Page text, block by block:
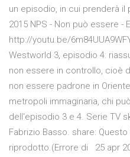
un episodio, in cui prenderà
2015 NPS - Non può essere -
http://youtu.be/
Westworld 3, episodio 4:
non essere in controllo, cioè
non essere padrone in
metropoli immaginaria, chi
dell'episodio 3 e 4. Serie TV
Fabrizio Basso. share:
riprodotto.(Errore di 25 apr